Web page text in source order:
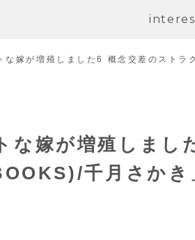
な嫁が増殖しました6 概念交差のスト
な嫁が増殖しまし
千月さかき